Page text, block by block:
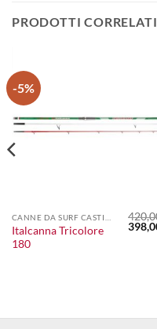
PRODOTTI CORRELATI
-5%
Italcanna Tricolore
180
Il
prezzo